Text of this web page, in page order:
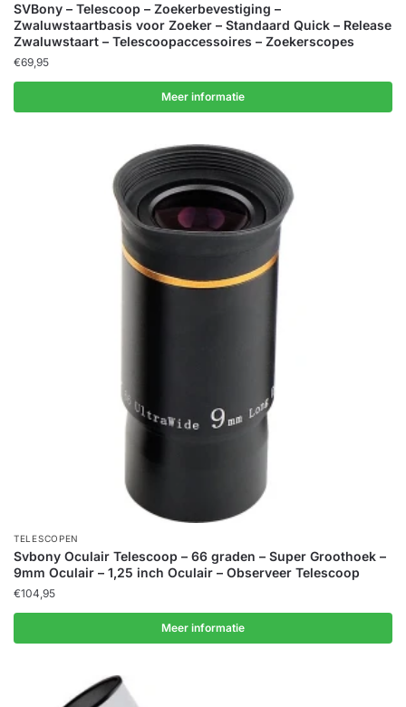
SVBony – Telescoop – Zoekerbevestiging –
Zwaluwstaartbasis voor Zoeker – Standaard Quick – Release
Zwaluwstaart – Telescoopaccessoires – Zoekerscopes
€69,95
Meer informatie
TELESCOPEN
Svbony Oculair Telescoop – 66 graden – Super Groothoek –
9mm Oculair – 1,25 inch Oculair – Observeer Telescoop
€104,95
Meer informatie